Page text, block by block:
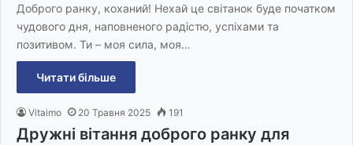
Доброго ранку, коханий! Нехай це світанок буде початком
чудового дня, наповненого радістю, успіхами та
позитивом. Ти – моя сила, моя…
Читати більше
Vitaimo 20 Травня 2025 191
Дружні вітання доброго ранку для